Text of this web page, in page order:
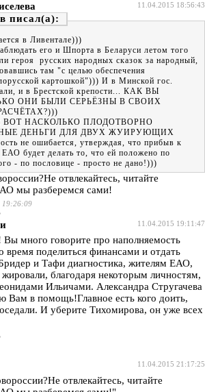
11.04.2015 18:56:43
в Ливентале)))
его и Шпорта в Беларуси летом того
героя русских народных сказок за народный,
там "с целью обеспечения
картошкой"))) И в Минской гос.
и в Брестской крепости... КАК ВЫ
ОНИ БЫЛИ СЕРЬЁЗНЫ В СВОИХ
ВОТ НАСКОЛЬКО ПЛОДОТВОРНО
ДЕНЬГИ ДЛЯ ДВУХ ЖУИРУЮЩИХ
не ошибается, утверждая, что прибыв к
будет делать то, что ей положено по
- по пословице - просто не дано!)))
отвлекайтесь, читайте
мы разберемся сами!
19:26:09
11.04.2015 19:11:47
много говорите про наполняемость
поделиться финансами и отдать
и Тафи диагностика, жителям ЕАО,
благодаря некоторым личностям,
Ильичами. Александра Стругачева
Вам в помощь!Главное есть кого доить,
оседали. И уберите Тихомирова, он уже всех
11.04.2015 21:17:25
отвлекайтесь, читайте